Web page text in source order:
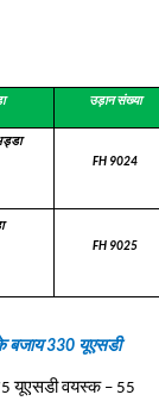
उड़ान संख्या
FH 9024
FH 9025
बजाय 330 यूएसडी
यूएसडी वयस्क – 55